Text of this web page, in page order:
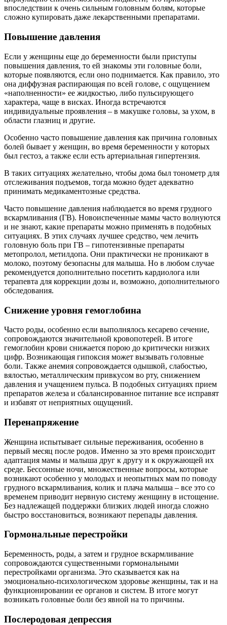
впоследствии к очень сильным головным болям, которые
сложно купировать даже лекарственными препаратами.
Повышение давления
Если у женщины еще до беременности были приступы
повышения давления, то ей знакомы эти головные боли,
которые появляются, если оно поднимается. Как правило, это
она диффузная распирающая по всей голове, с ощущением
«наполненности» ее жидкостью, либо пульсирующего
характера, чаще в висках. Иногда встречаются
индивидуальные проявления – в макушке головы, за ухом, в
области глазниц и другие.
Особенно часто повышение давления как причина головных
болей бывает у женщин, во время беременности у которых
был гестоз, а также если есть артериальная гипертензия.
В таких ситуациях желательно, чтобы дома был тонометр для
отслеживания подъемов, тогда можно будет адекватно
принимать медикаментозные средства.
Часто повышение давления наблюдается во время грудного
вскармливания (ГВ). Новоиспеченные мамы часто волнуются
и не знают, какие препараты можно применять в подобных
ситуациях. В этих случаях лучшее средство, чем лечить
головную боль при ГВ – гипотензивные препараты
метопролол, метилдопа. Они практически не проникают в
молоко, поэтому безопасны для малыша. Но в любом случае
рекомендуется дополнительно посетить кардиолога или
терапевта для коррекции дозы и, возможно, дополнительного
обследования.
Снижение уровня гемоглобина
Часто роды, особенно если выполнялось кесарево сечение,
сопровождаются значительной кровопотерей. В итоге
гемоглобин крови снижается порою до критически низких
цифр. Возникающая гипоксия может вызывать головные
боли. Также анемия сопровождается одышкой, слабостью,
вялостью, металлическим привкусом во рту, снижением
давления и учащением пульса. В подобных ситуациях прием
препаратов железа и сбалансированное питание все исправят
и избавят от неприятных ощущений.
Перенапряжение
Женщина испытывает сильные переживания, особенно в
первый месяц после родов. Именно за это время происходит
адаптация мамы и малыша друг к другу и к окружающей их
среде. Бессонные ночи, множественные вопросы, которые
возникают особенно у молодых и неопытных мам по поводу
грудного вскармливания, колик и плача малыша – все это со
временем приводит нервную систему женщину в истощение.
Без надлежащей поддержки близких людей иногда сложно
быстро восстановиться, возникают перепады давления.
Гормональные перестройки
Беременность, роды, а затем и грудное вскармливание
сопровождаются существенными гормональными
перестройками организма. Это сказывается как на
эмоционально-психологическом здоровье женщины, так и на
функционировании ее органов и систем. В итоге могут
возникать головные боли без явной на то причины.
Послеродовая депрессия